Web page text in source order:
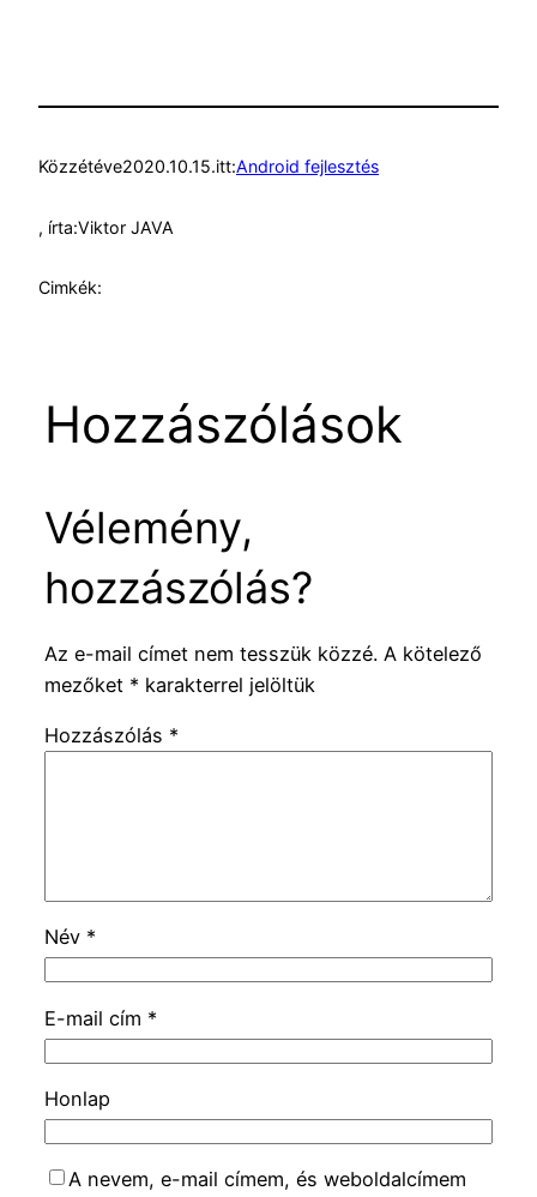
Közzétéve2020.10.15.itt:Android fejlesztés
, írta:Viktor JAVA
Cimkék:
Hozzászólások
Vélemény,
hozzászólás?
Az e-mail címet nem tesszük közzé. A kötelező
mezőket * karakterrel jelöltük
Hozzászólás *
Név *
E-mail cím *
Honlap
A nevem, e-mail címem, és weboldalcímem